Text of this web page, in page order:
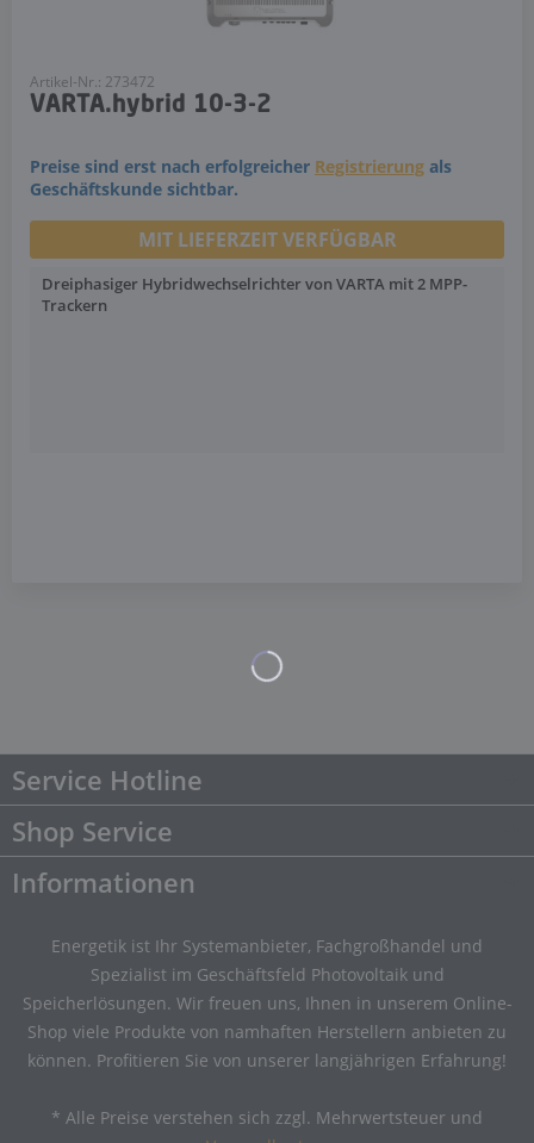
Artikel-Nr.: 273472
VARTA.hybrid 10-3-2
Preise sind erst nach erfolgreicher Registrierung als
Geschäftskunde sichtbar.
MIT LIEFERZEIT VERFÜGBAR
Dreiphasiger Hybridwechselrichter von VARTA mit 2 MPP-
Trackern
Service Hotline
Shop Service
Informationen
Energetik ist Ihr Systemanbieter, Fachgroßhandel und
Spezialist im Geschäftsfeld Photovoltaik und
Speicherlösungen. Wir freuen uns, Ihnen in unserem Online-
Shop viele Produkte von namhaften Herstellern anbieten zu
können. Profitieren Sie von unserer langjährigen Erfahrung!
* Alle Preise verstehen sich zzgl. Mehrwertsteuer und